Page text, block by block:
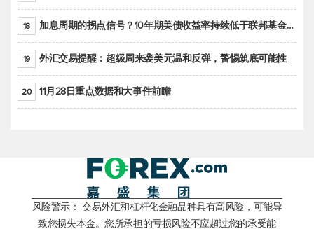
18 加息周期的拐点信号？10年期美债收益率持续低于联邦基金利率目标区间
19 外汇交易提醒：超级周来袭美元温和反弹，警惕筑底可能性
20 11月28日重点数据和大事件前瞻
风险警示： 交易外汇和杠杆化金融品种具有高风险，可能导
致您损失本金。您所承担的亏损风险不应超过您的承受能